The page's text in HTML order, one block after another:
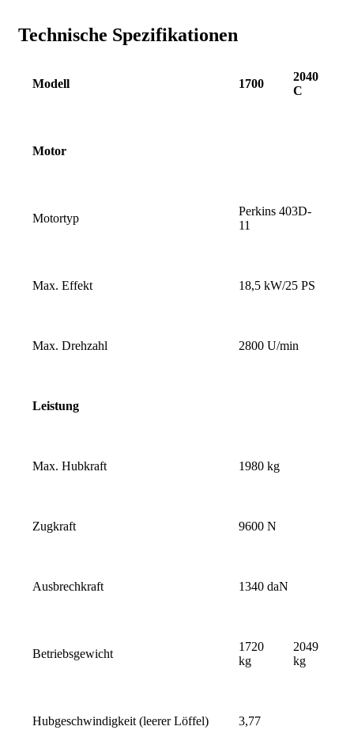
Technische Spezifikationen
Modell 1700
2040
C
Motor
Motortyp
Perkins 403D-
11
Max. Effekt 18,5 kW/25 PS
Max. Drehzahl 2800 U/min
Leistung
Max. Hubkraft 1980 kg
Zugkraft 9600 N
Ausbrechkraft 1340 daN
Betriebsgewicht
1720
kg
2049
kg
Hubgeschwindigkeit (leerer Löffel) 3,77